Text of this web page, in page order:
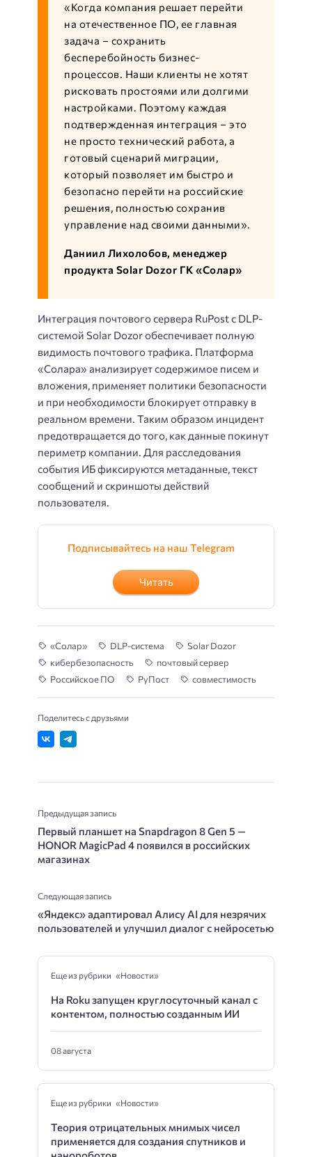
«Когда компания решает перейти
на отечественное ПО, ее главная
задача – сохранить
бесперебойность бизнес-
процессов. Наши клиенты не хотят
рисковать простоями или долгими
настройками. Поэтому каждая
подтвержденная интеграция – это
не просто технический работа, а
готовый сценарий миграции,
который позволяет им быстро и
безопасно перейти на российские
решения, полностью сохранив
управление над своими данными».
Даниил Лихолобов, менеджер
продукта Solar Dozor ГК «Солар»
Интеграция почтового сервера RuPost с DLP-
системой Solar Dozor обеспечивает полную
видимость почтового трафика. Платформа
«Солара» анализирует содержимое писем и
вложения, применяет политики безопасности
и при необходимости блокирует отправку в
реальном времени. Таким образом инцидент
предотвращается до того, как данные покинут
периметр компании. Для расследования
события ИБ фиксируются метаданные, текст
сообщений и скриншоты действий
пользователя.
Подписывайтесь на наш Telegram
Читать
«Солар» DLP-система
Solar Dozor
кибербезопасность
почтовый сервер
Российское ПО
РуПост совместимость
Поделитесь с друзьями
Предыдущая запись
Первый планшет на Snapdragon 8 Gen 5 —
HONOR MagicPad 4 появился в российских
магазинах
Следующая запись
«Яндекс» адаптировал Алису AI для незрячих
пользователей и улучшил диалог с нейросетью
Еще из рубрики «Новости»
На Roku запущен круглосуточный канал с
контентом, полностью созданным ИИ
08 августа
Еще из рубрики «Новости»
Теория отрицательных мнимых чисел
применяется для создания спутников и